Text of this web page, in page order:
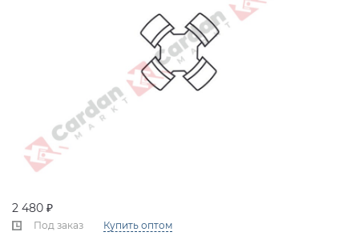
2 480 ₽
Под заказ Купить оптом